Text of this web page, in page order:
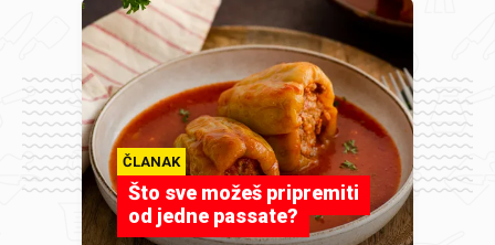
ČLANAK
Što sve možeš pripremiti
od jedne passate?